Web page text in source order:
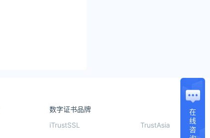
在
线
咨
数字证书品牌
iTrustSSL
TrustAsia